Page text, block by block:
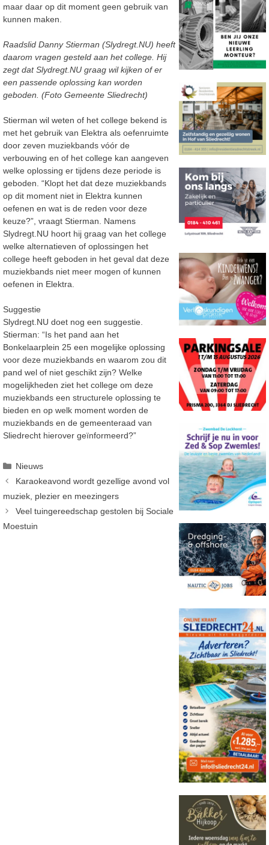
maar daar op dit moment geen gebruik van
kunnen maken.
Raadslid Danny Stierman (Slydregt.NU) heeft
daarom vragen gesteld aan het college. Hij
zegt dat Slydregt.NU graag wil kijken of er
een passende oplossing kan worden
geboden. (Foto Gemeente Sliedrecht)
Stierman wil weten of het college bekend is
met het gebruik van Elektra als oefenruimte
door zeven muziekbands vóór de
verbouwing en of het college kan aangeven
welke oplossing er tijdens deze periode is
geboden. “Klopt het dat deze muziekbands
op dit moment niet in Elektra kunnen
oefenen en wat is de reden voor deze
keuze?”, vraagt Stierman. Namens
Slydregt.NU hoort hij graag van het college
welke alternatieven of oplossingen het
college heeft geboden in het geval dat deze
muziekbands niet meer mogen of kunnen
oefenen in Elektra.
Suggestie
Slydregt.NU doet nog een suggestie.
Stierman: “Is het pand aan het
Bonkelaarplein 25 een mogelijke oplossing
voor deze muziekbands en waarom zou dit
pand wel of niet geschikt zijn? Welke
mogelijkheden ziet het college om deze
muziekbands een structurele oplossing te
bieden en op welk moment worden de
muziekbands en de gemeenteraad van
Sliedrecht hierover geïnformeerd?”
Categorieën
Nieuws
Karaokeavond wordt gezellige avond vol
muziek, plezier en meezingers
Veel tuingereedschap gestolen bij Sociale
Moestuin